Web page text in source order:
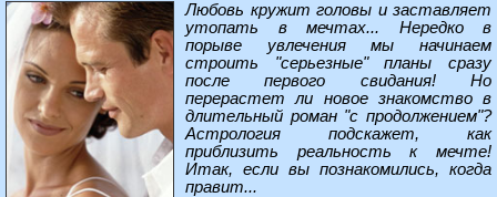
Любовь кружит головы и заставляет
утопать в мечтах... Нередко в
порыве увлечения мы начинаем
строить "серьезные" планы сразу
после первого свидания! Но
перерастет ли новое знакомство в
длительный роман "с продолжением"?
Астрология подскажет, как
приблизить реальность к мечте!
Итак, если вы познакомились, когда
правит...